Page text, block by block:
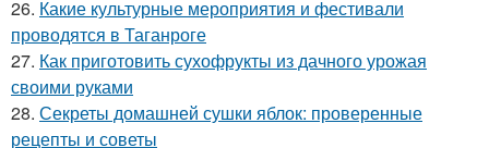
26. Какие культурные мероприятия и фестивали
проводятся в Таганроге
27. Как приготовить сухофрукты из дачного урожая
своими руками
28. Секреты домашней сушки яблок: проверенные
рецепты и советы